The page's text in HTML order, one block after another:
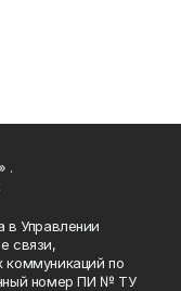
.
в Управлении
связи,
коммуникаций по
номер ПИ № ТУ